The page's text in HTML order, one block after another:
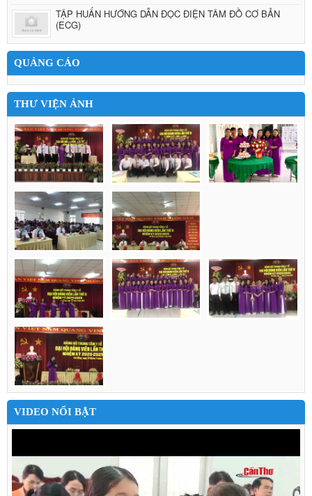
TẬP HUẤN HƯỚNG DẪN ĐỌC ĐIỆN TÂM ĐỒ CƠ BẢN
(ECG)
QUẢNG CÁO
THƯ VIỆN ẢNH
VIDEO NỔI BẬT